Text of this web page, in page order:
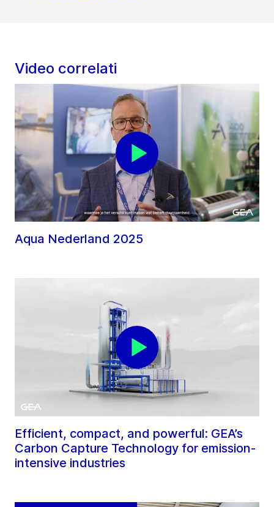
Video correlati
Aqua Nederland 2025
Efficient, compact, and powerful: GEA’s
Carbon Capture Technology for emission-
intensive industries